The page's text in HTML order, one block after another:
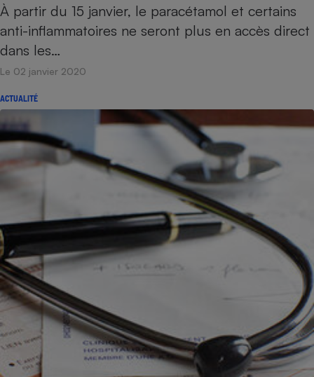
À partir du 15 janvier, le paracétamol et certains
anti-inflammatoires ne seront plus en accès direct
dans les…
Le 02 janvier 2020
ACTUALITÉ